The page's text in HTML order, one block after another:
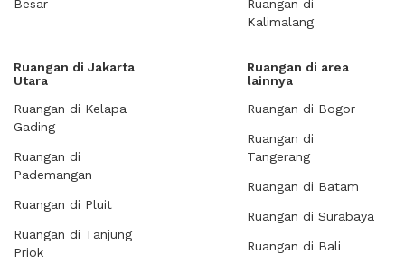
Besar
Ruangan di
Kalimalang
Ruangan di Jakarta
Utara
Ruangan di Kelapa
Gading
Ruangan di
Pademangan
Ruangan di Pluit
Ruangan di Tanjung
Priok
Ruangan di area
lainnya
Ruangan di Bogor
Ruangan di
Tangerang
Ruangan di Batam
Ruangan di Surabaya
Ruangan di Bali